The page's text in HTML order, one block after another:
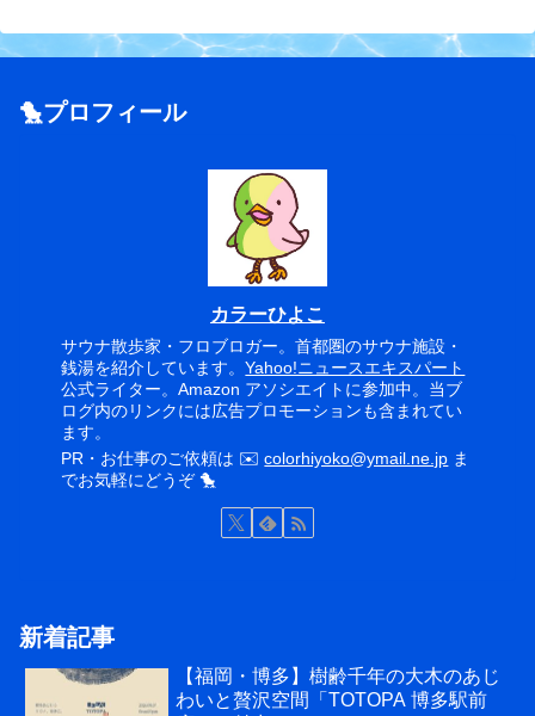
🐤プロフィール
カラーひよこ
サウナ散歩家・フロブロガー。首都圏のサウナ施設・
銭湯を紹介しています。Yahoo!ニュースエキスパート
公式ライター。Amazon アソシエイトに参加中。当ブ
ログ内のリンクには広告プロモーションも含まれてい
ます。
PR・お仕事のご依頼は ✉️colorhiyoko@ymail.ne.jp ま
でお気軽にどうぞ 🐤
新着記事
【福岡・博多】樹齢千年の大木のあじ
わいと贅沢空間「TOTOPA 博多駅前